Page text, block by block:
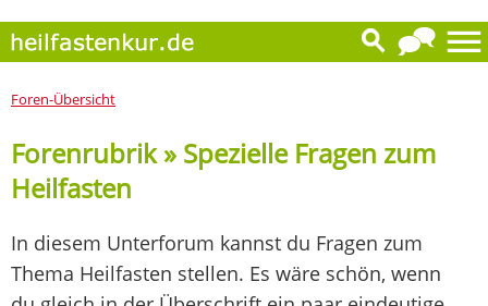
Foren-Übersicht
Forenrubrik » Spezielle Fragen zum
Heilfasten
In diesem Unterforum kannst du Fragen zum
Thema Heilfasten stellen. Es wäre schön, wenn